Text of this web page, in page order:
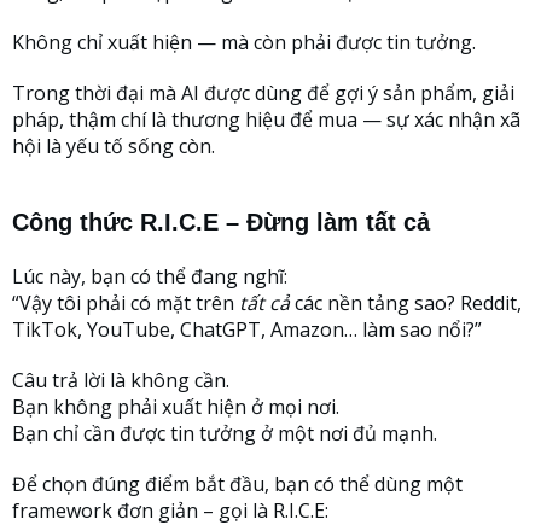
Không chỉ xuất hiện — mà còn phải được tin tưởng.
Trong thời đại mà AI được dùng để gợi ý sản phẩm, giải
pháp, thậm chí là thương hiệu để mua — sự xác nhận xã
hội là yếu tố sống còn.
Công thức R.I.C.E – Đừng làm tất cả
Lúc này, bạn có thể đang nghĩ:
“Vậy tôi phải có mặt trên tất cảcác nền tảng sao? Reddit,
TikTok, YouTube, ChatGPT, Amazon… làm sao nổi?”
Câu trả lời là không cần.
Bạn không phải xuất hiện ở mọi nơi.
Bạn chỉ cần được tin tưởng ở một nơi đủ mạnh.
Để chọn đúng điểm bắt đầu, bạn có thể dùng một
framework đơn giản – gọi là R.I.C.E: